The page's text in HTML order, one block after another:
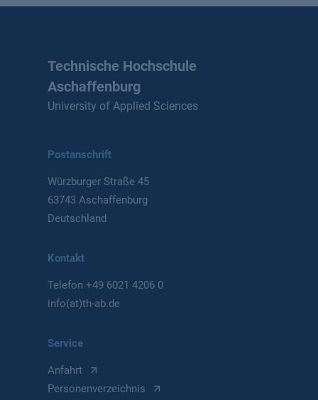
Technische Hochschule
Aschaffenburg
University of Applied Sciences
Postanschrift
Würzburger Straße 45
63743 Aschaffenburg
Deutschland
Kontakt
Telefon+49 6021 4206 0
info(at)th-ab.de
Service
Anfahrt
Personenverzeichnis